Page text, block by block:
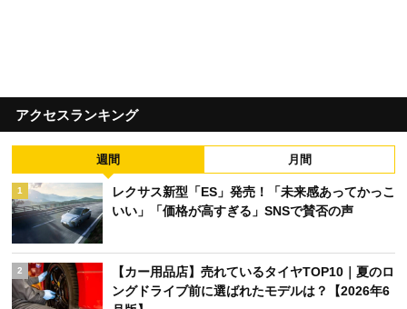
アクセスランキング
週間 月間
1
レクサス新型「ES」発売！「未来感あってかっこ
いい」「価格が高すぎる」SNSで賛否の声
2
【カー用品店】売れているタイヤTOP10｜夏のロ
ングドライブ前に選ばれたモデルは？【2026年6